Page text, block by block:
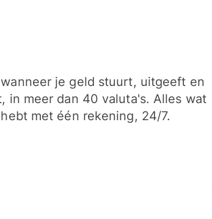
je geld stuurt, uitgeeft en
in meer dan 40 valuta's. Alles wat
met één rekening, 24/7.